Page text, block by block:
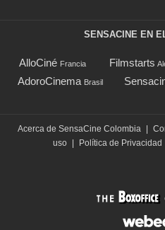
SENSACINE EN
AlloCiné Francia Filmstarts
AdoroCinema Brasil
Acerca de SensaCine Colombia
uso
Política de Privacidad